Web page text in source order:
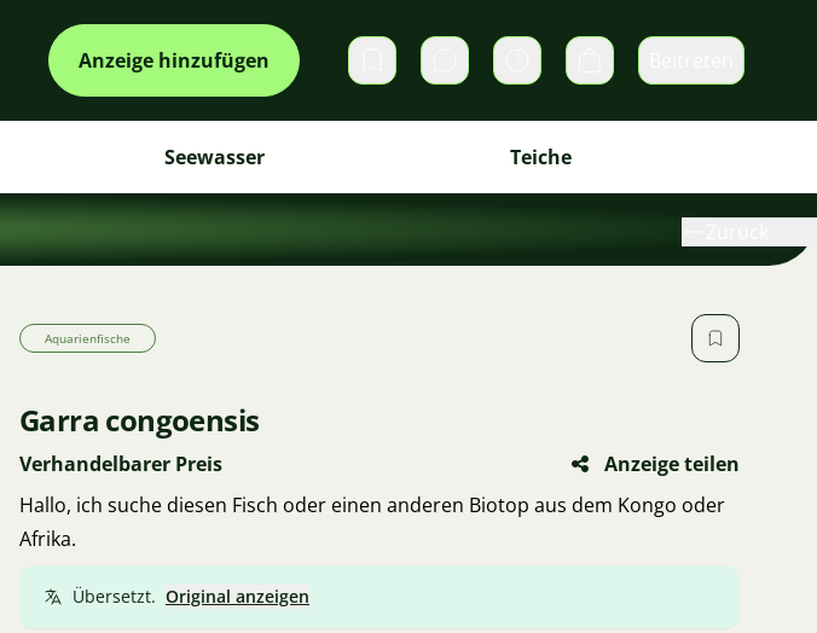
Anzeige hinzufügen DirektnachrichtenWarenkorb
Seewasser Teiche
Aquarienfische
Garra congoensis
Verhandelbarer Preis
Anzeige teilen
Hallo, ich suche diesen Fisch oder einen anderen Biotop aus dem Kongo oder
Afrika.
Übersetzt. Original anzeigen